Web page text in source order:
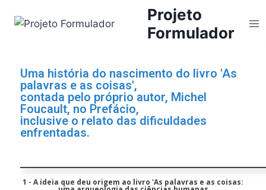
Projeto
Formulador
Uma história do nascimento do livro 'As
palavras e as coisas',
contada pelo próprio autor, Michel
Foucault, no Prefácio,
inclusive o relato das dificuldades
enfrentadas.
1 - A ideia que deu origem ao livro 'As palavras e as coisas: